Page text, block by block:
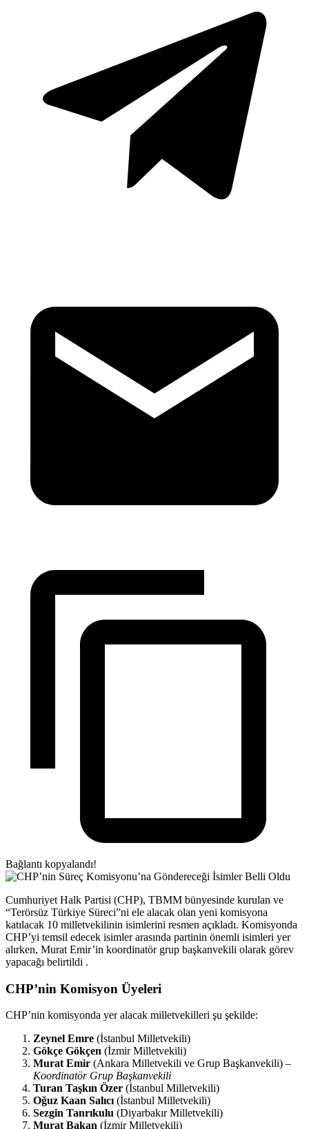
Bağlantı kopyalandı!
Cumhuriyet Halk Partisi (CHP), TBMM bünyesinde kurulan ve
“Terörsüz Türkiye Süreci”ni ele alacak olan yeni komisyona
katılacak 10 milletvekilinin isimlerini resmen açıkladı. Komisyonda
CHP’yi temsil edecek isimler arasında partinin önemli isimleri yer
alırken, Murat Emir’in koordinatör grup başkanvekili olarak görev
yapacağı belirtildi .
CHP’nin Komisyon Üyeleri
CHP’nin komisyonda yer alacak milletvekilleri şu şekilde:
Zeynel Emre (İstanbul Milletvekili)
Gökçe Gökçen (İzmir Milletvekili)
Murat Emir (Ankara Milletvekili ve Grup Başkanvekili) –
Koordinatör Grup Başkanvekili
Turan Taşkın Özer (İstanbul Milletvekili)
Oğuz Kaan Salıcı (İstanbul Milletvekili)
Sezgin Tanrıkulu (Diyarbakır Milletvekili)
Murat Bakan (İzmir Milletvekili)